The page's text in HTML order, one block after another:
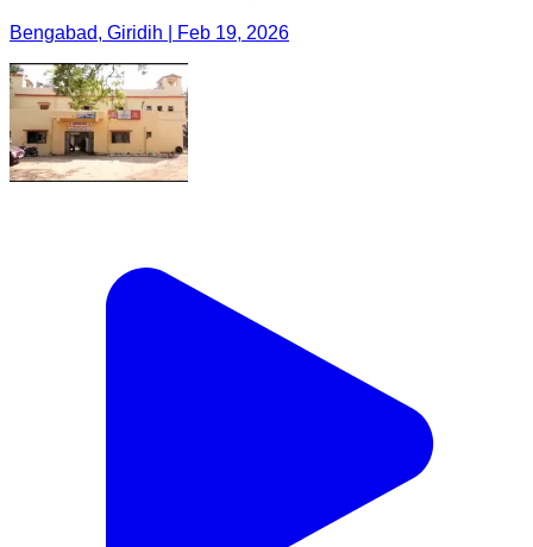
Bengabad, Giridih | Feb 19, 2026